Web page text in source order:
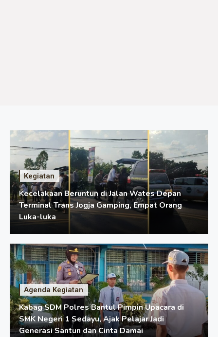
Kegiatan
Kecelakaan Beruntun di Jalan Wates Depan
Terminal Trans Jogja Gamping, Empat Orang
Luka-luka
Agenda Kegiatan
Kabag SDM Polres Bantul Pimpin Upacara di
SMK Negeri 1 Sedayu, Ajak Pelajar Jadi
Generasi Santun dan Cinta Damai